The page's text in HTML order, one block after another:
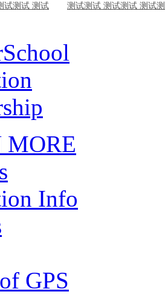
试测试 测试 测试测试 测试测试 测试
MORE
Info
GPS